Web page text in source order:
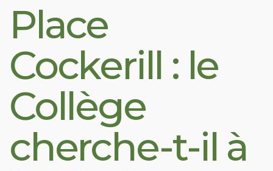
Place
Cockerill : le
Collège
cherche-t-il à